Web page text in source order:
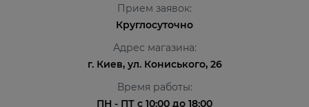
Прием заявок:
Круглосуточно
Адрес магазина:
г. Киев, ул. Кониського, 26
Время работы:
ПН - ПТ с 10:00 до 18:00